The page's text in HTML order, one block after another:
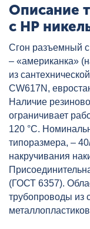
Описание
с НР
Сгон разъемный
– «американка»
из
CW617N,
Наличие
ограничивает
120 °C.
типоразмера, –
накручивания
(ГОСТ 6357).
трубопроводы из